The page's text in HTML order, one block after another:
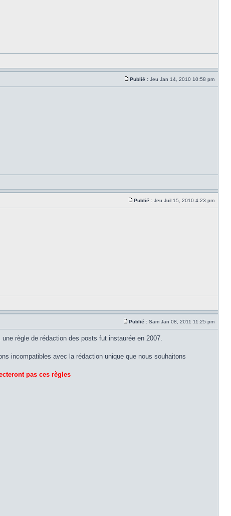
Publié : Jeu Jan 14, 2010 10:58 pm
Publié : Jeu Juil 15, 2010 4:23 pm
Publié : Sam Jan 08, 2011 11:25 pm
règle de rédaction des posts fut instaurée en 2007.
incompatibles avec la rédaction unique que nous souhaitons
pas ces règles